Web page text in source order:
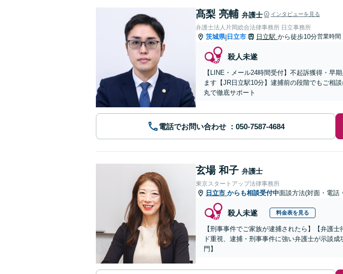
髙梨 亮輔 弁護士 インタビューを見る
弁護士法人片岡総合法律事務所 日立事務所
茨城県| 日立市 日立駅 から徒歩10分営業時間
殺人未遂
【LINE・メール24時間受付】不起訴獲得・早
ます【JR日立駅10分】逮捕前の段階でもご相
丸で徹底サポート
電話でお問い合わせ
玄場 和子 弁護士
東京スタートアップ法律事務所
日立市 からも相談受付中面談方法(対面・電話
殺人未遂 料金表を見る
【刑事事件でご家族が逮捕されたら】【弁護
ド重視、逮捕・刑事事件に強い弁護士が示談
門】